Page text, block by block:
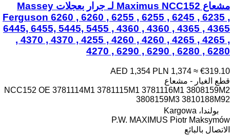
مشعاع Maximus NCC152 لـ جرار بعجلات Massey
Ferguson 6260 , 6260 , 6255 , 6255 , 6245 , 6235 ,
6445, 6455, 5445, 5455 , 4360 , 4360 , 4365 , 4365
, 4370 , 4370 , 4255 , 4260 , 4260 , 4265 , 4265 ,
4270 , 6290 , 6290 , 6280 , 6280
AED 1,354 PLN 1,374 ≈ €319.10
قطع الغيار - مشعاع
NCC152 OE 3781114M1 3781115M1 3781116M1 3808159M2
3808159M3 3810188M92
بولندا، Kargowa
P.W. MAXIMUS Piotr Maksymów
الاتصال بالبائع